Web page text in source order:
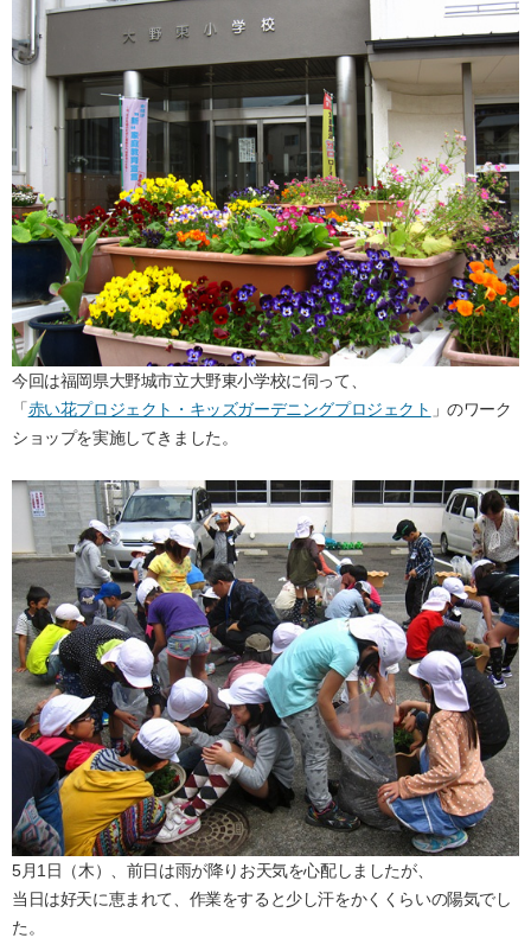
今回は福岡県大野城市立大野東小学校に伺って、
「赤い花プロジェクト・キッズガーデニングプロジェクト 」のワーク
ショップを実施してきました。
5月1日（木）、前日は雨が降りお天気を心配しましたが、
当日は好天に恵まれて、作業をすると少し汗をかくくらいの陽気でし
た。